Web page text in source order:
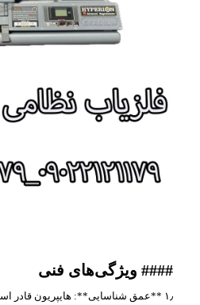
#### ویژگی‌های فنی
۱٫ **عمق شناسایی**: هایپریون قادر